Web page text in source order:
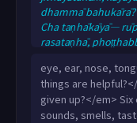
dhammā
Cha taṇhākāyā—
rasataṇhā,
satthari agāravo
saṅghe … sikkhāya
viharati appatisso.
Cha sāraṇīyā
eye, ear, nose,
things are
given up?</em>
sounds, smells,